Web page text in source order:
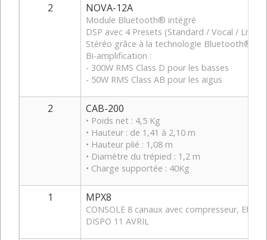
2
NOVA-12A
Module Bluetooth® intégré
DSP avec 4 Presets (Standard / Vocal / Live /
Stéréo grâce à la technologie Bluetooth®
Bi-amplification :
- 300W RMS Class D pour les basses
- 50W RMS Class AB pour les aigus
2 CAB-200
• Poids net : 4,5 Kg
• Hauteur : de 1,41 à 2,10 m
• Hauteur plié : 1,08 m
• Diamètre du trépied : 1,2 m
• Charge supportée : 40Kg
1 MPX8
CONSOLE 8 canaux avec compresseur,
DISPO 11 AVRIL